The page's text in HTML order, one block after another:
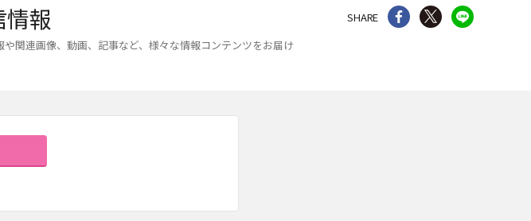
報
関連画像、動画、記事など、様々な情報コンテンツをお届け
SHARE シェア Twitter